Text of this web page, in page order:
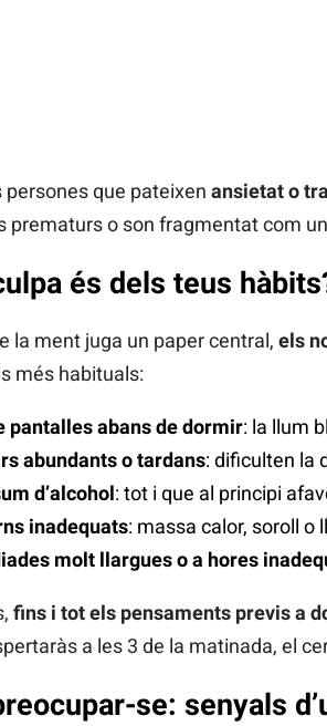
persones que pateixen ansietat o
prematurs o son fragmentat com
és dels teus
la ment juga un paper central, els
més habituals:
pantalles abans de dormir: la llum
abundants o tardans: dificulten la
d’alcohol: tot i que al principi
inadequats: massa calor, soroll o
molt llargues o a hores
fins i tot els pensaments previs a
a les 3 de la matinada, el
se: senyals